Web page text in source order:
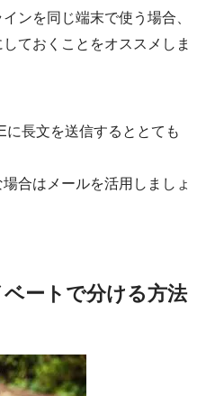
ンを同じ端末で使う場合、
ておくことをオススメしま
長文を送信するととても
合はメールを活用しましょ
ートで分ける方法